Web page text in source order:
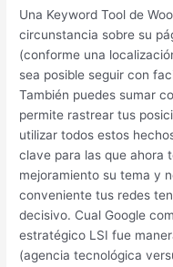
Una Keyword Tool de
circunstancia sobre su
(conforme una
sea posible seguir con
También puedes sumar
permite rastrear tus
utilizar todos estos
clave para las que ahora
mejoramiento su tema y
conveniente tus redes
decisivo. Cual Google
estratégico LSI fue
(agencia tecnológica